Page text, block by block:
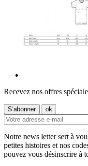
Recevez nos offres
Notre news letter sert à
petites histoires et nos
pouvez vous désinscrire à